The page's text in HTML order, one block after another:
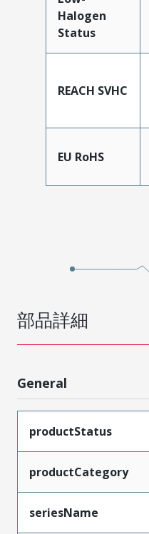
Halogen
Status
REACH SVHC
EU RoHS
部品詳細
General
productStatus
productCategory
seriesName